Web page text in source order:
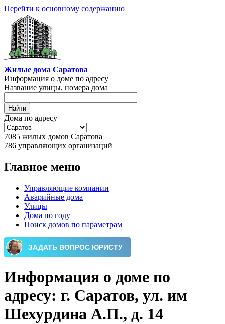
Перейти к основному содержанию
Жилые дома Саратова
Информация о доме по адресу
Название улицы, номера дома
Дома по адресу
7085 жилых домов Саратова
786 управляющих организаций
Главное меню
Управляющие компании
Аварийные дома
Улицы
Дома по году
Поиск домов по параметрам
Информация о доме по
адресу: г. Саратов, ул. им
Шехурдина А.П., д. 14